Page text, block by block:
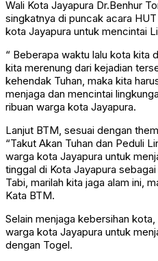
Wali Kota Jayapura Dr.Benhur
singkatnya di puncak acara
kota Jayapura untuk mencintai
“ Beberapa waktu lalu kota kita
kita merenung dari kejadian
kehendak Tuhan, maka kita
menjaga dan mencintai
ribuan warga kota Jayapura.
Lanjut BTM, sesuai dengan
“Takut Akan Tuhan dan Peduli
warga kota Jayapura untuk
tinggal di Kota Jayapura
Tabi, marilah kita jaga alam ini,
Kata BTM.
Selain menjaga kebersihan
warga kota Jayapura untuk
dengan Togel.